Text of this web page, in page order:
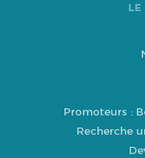
LE
Promoteurs :
Recherche